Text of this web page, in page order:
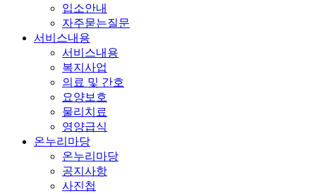
입소안내
자주묻는질문
서비스내용
서비스내용
복지사업
의료 및 간호
요양보호
물리치료
영양급식
온누리마당
온누리마당
공지사항
사진첩